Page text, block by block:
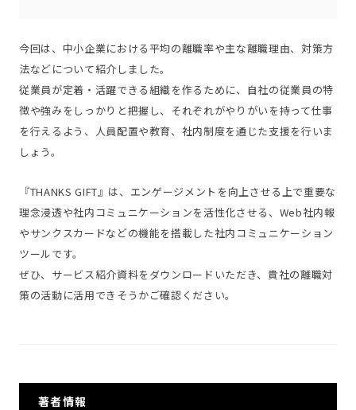
今回は、中小企業における平均の離職率や主な離職理由、対策方
法などについて紹介しました。
従業員が定着・活躍できる組織を作るために、自社の従業員の特
徴や強みをしっかりと把握し、それぞれがやりがいを持って仕事
を行えるよう、人員配置や教育、社内制度を通じた支援を行いま
しょう。
『THANKS GIFT』は、エンゲージメントを向上させる上で重要な
理念浸透や社内コミュニケーションを活性化させる、Web社内報
やサンクスカードなどの機能を搭載した社内コミュニケーション
ツールです。
ぜひ、サービス紹介資料をダウンロードいただき、貴社の離職対
策の活動に活用できそうかご確認ください。
著者情報